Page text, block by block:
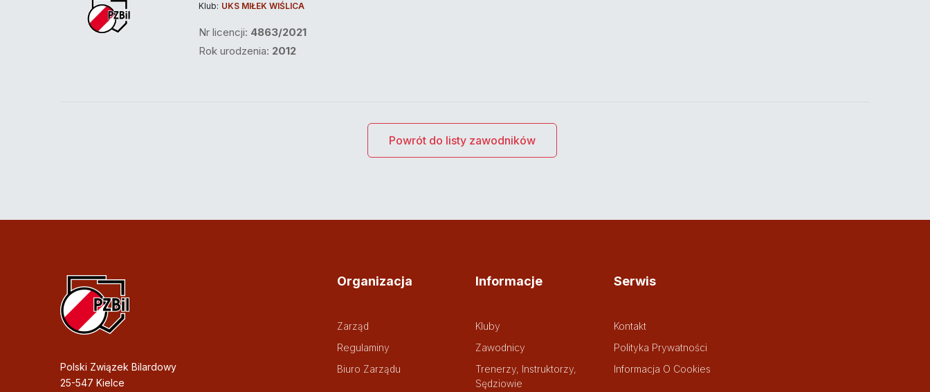
Klub: UKS MIŁEK WIŚLICA
Nr licencji: 4863/2021
Rok urodzenia: 2012
Powrót do listy zawodników
Polski Związek Bilardowy
25-547 Kielce
Organizacja
Zarząd
Regulaminy
Biuro Zarządu
Informacje
Kluby
Zawodnicy
Trenerzy, Instruktorzy,
Sędziowie
Serwis
Kontakt
Polityka Prywatności
Informacja O Cookies